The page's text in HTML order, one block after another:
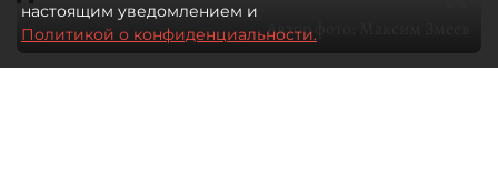
Автор фото:
настоящим уведомлением и
Политикой о конфиденциальности.